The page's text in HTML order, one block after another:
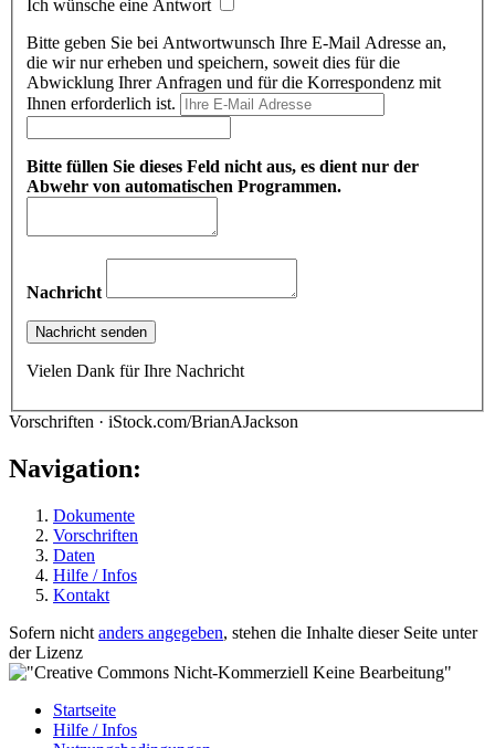
Ich wünsche eine Antwort
Bitte geben Sie bei Antwortwunsch Ihre E-Mail Adresse an,
die wir nur erheben und speichern, soweit dies für die
Abwicklung Ihrer Anfragen und für die Korrespondenz mit
Ihnen erforderlich ist.
Bitte füllen Sie dieses Feld nicht aus, es dient nur der
Abwehr von automatischen Programmen.
Nachricht
Vielen Dank für Ihre Nachricht
Vorschriften · iStock.com/BrianAJackson
Navigation:
Dokumente
Vorschriften
Daten
Hilfe / Infos
Kontakt
Sofern nicht anders angegeben, stehen die Inhalte dieser Seite unter
der Lizenz
Startseite
Hilfe / Infos